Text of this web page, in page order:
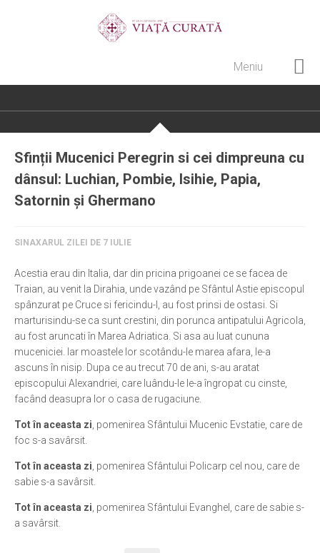
Meniu
Pateric Atonit
Istoria Bisericii
Cenaclu creștin
Noi și Biserica
Rânduieli liturgice
Predici și cateheze
Pelerinaje
Ortodox în diaspora
Evenimente
Biserici și mănăstiri
Nevoințe contemporane
Familia de azi
Casa curată
Adicții și vindecări
Sfinții Mucenici Peregrin si cei dimpreuna cu
dânsul: Luchian, Pombie, Isihie, Papia,
Satornin și Ghermano
SINAXARUL ZILEI DE 7 IULIE
Acestia erau din Italia, dar din pricina prigoanei ce se facea de
Traian, au venit la Dirahia, unde vazând pe Sfântul Astie episcopul
spânzurat pe Cruce si fericindu-l, au fost prinsi de ostasi. Si
marturisindu-se ca sunt crestini, din porunca antipatului Agricola,
au fost aruncati în Marea Adriatica. Si asa au luat cununa
muceniciei. Iar moastele lor scotându-le marea afara, le-a
ascuns în nisip. Dupa ce au trecut 70 de ani, s-au aratat
episcopului Alexandriei, care luându-le le-a îngropat cu cinste,
facând deasupra lor o casa de rugaciune.
Tot în aceasta zi , pomenirea Sfântului Mucenic Evstatie, care de
foc s-a savârsit.
Tot în aceasta zi , pomenirea Sfântului Policarp cel nou, care de
sabie s-a savârsit.
Tot în aceasta zi , pomenirea Sfântului Evanghel, care de sabie s-
a savârsit.